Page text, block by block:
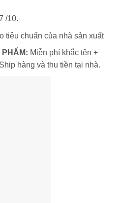
/10.
tiêu chuẩn của nhà sản xuất
Miễn phí khắc tên +
hàng và thu tiền tại nhà.